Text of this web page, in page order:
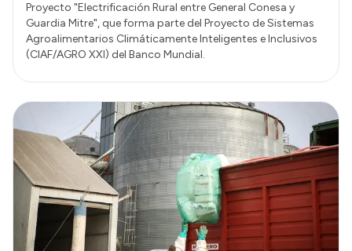
Proyecto "Electrificación Rural entre General Conesa y
Guardia Mitre", que forma parte del Proyecto de Sistemas
Agroalimentarios Climáticamente Inteligentes e Inclusivos
(CIAF/AGRO XXI) del Banco Mundial.